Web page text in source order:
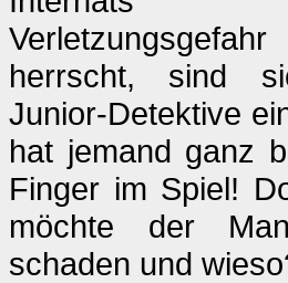
Verletzungsgefahr
herrscht, sind
Junior-Detektive
hat jemand ganz
Finger im Spiel!
möchte der
schaden und